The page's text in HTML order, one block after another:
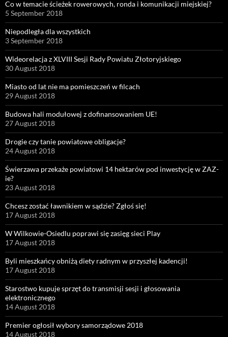
Co w temacie ścieżek rowerowych, ronda i komunikacji miejskiej?
5 September 2018
Niepodległa dla wszystkich
3 September 2018
Wideorelacja z XLVIII Sesji Rady Powiatu Złotoryjskiego
30 August 2018
Miasto od lat nie ma pomieszczeń w filcach
29 August 2018
Budowa hali modułowej z dofinansowaniem UE!
27 August 2018
Drogie czy tanie powiatowe obligacje?
24 August 2018
Świerzawa przekaże powiatowi 14 hektarów pod inwestycję w ZAZ-
ie?
23 August 2018
Chcesz zostać ławnikiem w sądzie? Zgłoś się!
17 August 2018
W Wilkowie-Osiedlu poprawi się zasięg sieci Play
17 August 2018
Byli mieszkańcy obniżą diety radnym w przyszłej kadencji!
17 August 2018
Starostwo kupuje sprzęt do transmisji sesji i głosowania
elektronicznego
14 August 2018
Premier ogłosił wybory samorządowe 2018
14 August 2018